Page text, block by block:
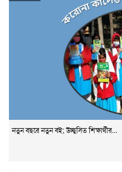
নতুন বছরে নতুন বই; উচ্ছ্বসিত শিক্ষার্থীর...